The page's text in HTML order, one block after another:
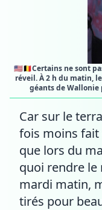
🇺🇸🇧🇪Certains ne sont
réveil. À 2 h du matin,
géants de Wallonie
Car sur le
fois moins
que lors du
quoi rendre le
mardi matin,
tirés pour